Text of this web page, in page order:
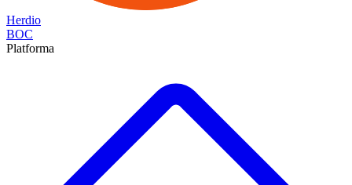
Herdio
BOC
Platforma